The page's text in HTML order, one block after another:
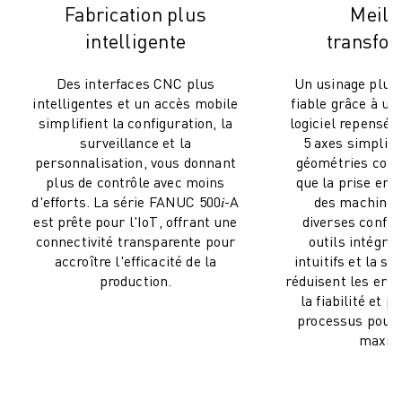
IMPRESSION
Fabrication plus
intelligente
Des interfaces CNC plus
intelligentes et un accès mobile
simplifient la configuration, la
surveillance et la
personnalisation, vous donnant
plus de contrôle avec moins
d'efforts. La série FANUC 500𝑖-A
est prête pour l'IoT, offrant une
connectivité transparente pour
accroître l'efficacité de la
production.
Un usinage
fiable grâce à
logiciel
5 axes
géométries
que la prise en
des
diverses
outils
intuitifs et la
réduisent les
la fiabilité et
processus